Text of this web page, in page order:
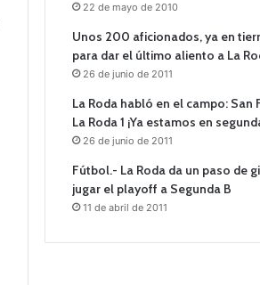
22 de mayo de 2010
Unos 200 aficionados, ya en
para dar el último aliento a La
26 de junio de 2011
La Roda habló en el campo: San
La Roda 1 ¡Ya estamos en
26 de junio de 2011
Fútbol.- La Roda da un paso de
jugar el playoff a Segunda B
11 de abril de 2011